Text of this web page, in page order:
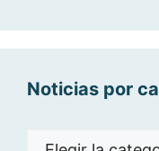
Noticias por
Noticias